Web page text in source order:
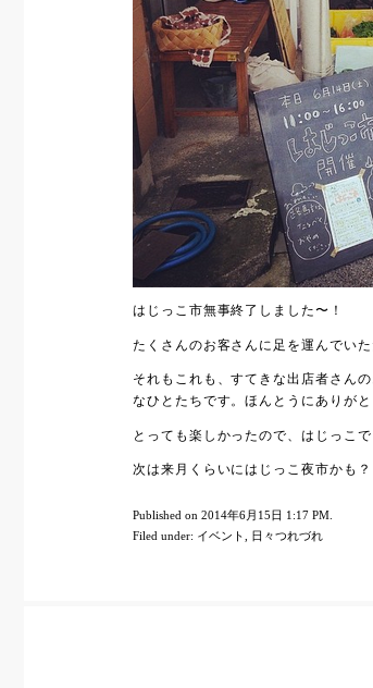
はじっこ市無事終了しました〜！
たくさんのお客さんに足を運んでい
それもこれも、すてきな出店者さん
なひとたちです。ほんとうにありが
とっても楽しかったので、はじっこ
次は来月くらいにはじっこ夜市かも
Published on 2014年6月15日 1:17 PM.
Filed under: イベント 日々つれづれ